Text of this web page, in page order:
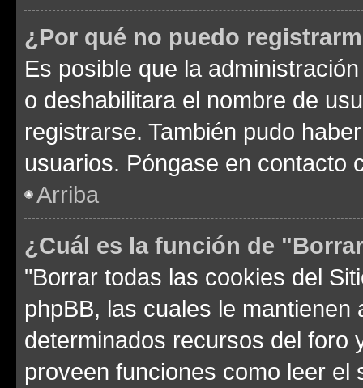
¿Por qué no puedo
Es posible que la
o deshabilitara el nombre de
registrarse. También pudo
usuarios. Póngase en contacto
Arriba
¿Cuál es la función de
"Borrar todas las cookies del
phpBB, las cuales le
determinados recursos del foro
proveen funciones como leer el